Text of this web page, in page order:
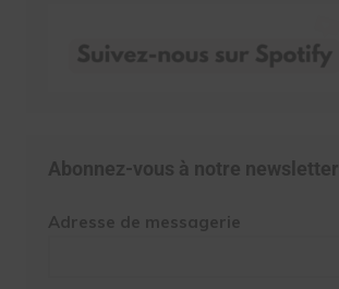
Abonnez-vous à notre newsletter
Adresse de messagerie